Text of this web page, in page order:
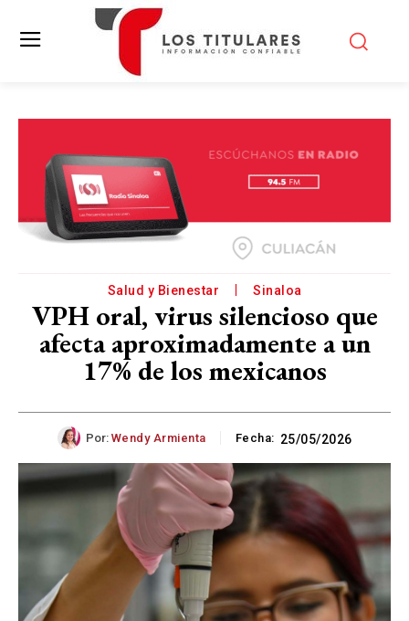
Salud y Bienestar Sinaloa
VPH oral, virus silencioso que
afecta aproximadamente a un
17% de los mexicanos
Por: Wendy Armienta Fecha: 25/05/2026